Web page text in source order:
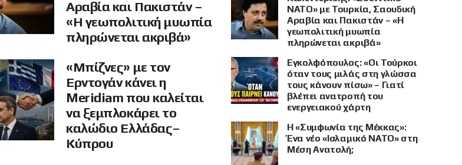
Αραβία και Πακιστάν –
«Η γεωπολιτική μυωπία
πληρώνεται ακριβά»
«Μπίζνες» με τον
Ερντογάν κάνει η
Meridiam που καλείται
να ξεμπλοκάρει το
καλώδιο Ελλάδας–
Κύπρου
ΝΑΤΟ» με Τουρκία, Σαουδική
Αραβία και Πακιστάν – «Η
γεωπολιτική μυωπία
πληρώνεται ακριβά»
Εγκολφόπουλος: «Οι Τούρκοι
όταν τους μιλάς στη γλώσσα
τους κάνουν πίσω» – Γιατί
βλέπει ανατροπή του
ενεργειακού χάρτη
Η «Συμφωνία της Μέκκας»:
Ένα νέο «Ισλαμικό ΝΑΤΟ» στη
Μέση Ανατολή;